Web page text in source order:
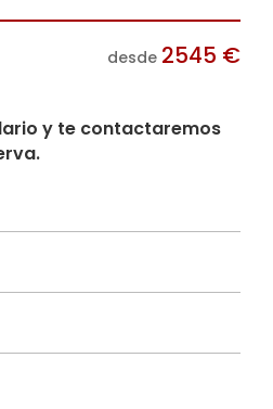
desde 2545 €
y te contactaremos